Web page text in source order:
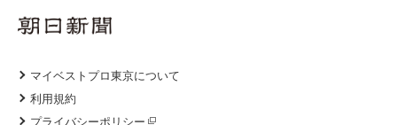
マイベストプロ東京について
利用規約
プライバシーポリシー